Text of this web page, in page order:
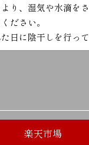
り、湿気や水滴を
ださい。
日に陰干しを行って
楽天市場